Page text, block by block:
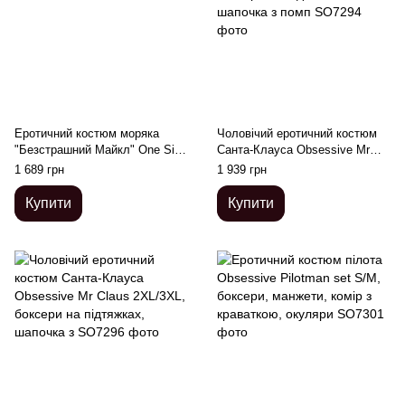
Еротичний костюм моряка
"Безстрашний Майкл" One Size
White
1 689 грн
Купити
Чоловічий еротичний костюм
Санта-Клауса Obsessive Mr
Claus S/M, боксери на
підтяжках, шапочка з помп
1 939 грн
Купити